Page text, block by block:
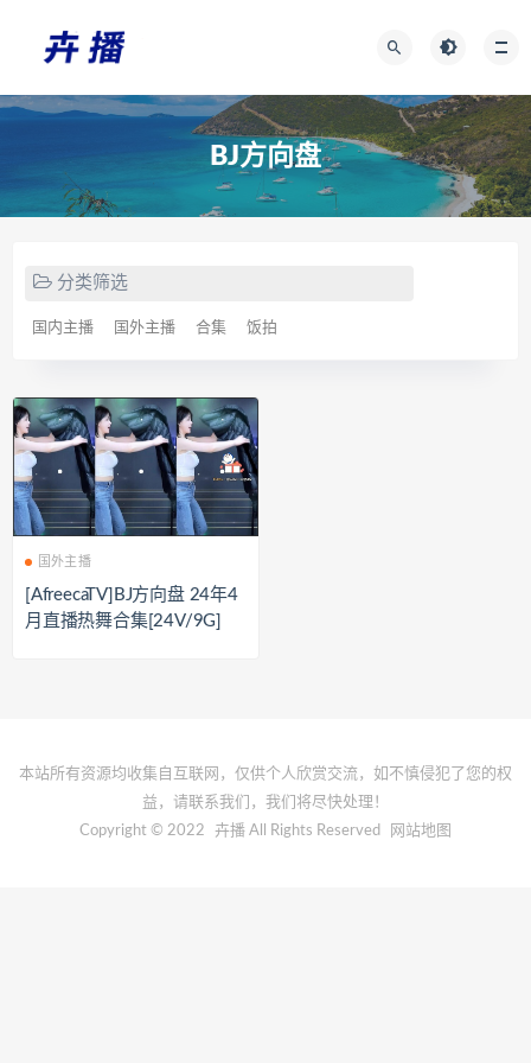
BJ方向盘
分类筛选
国内主播 国外主播 合集 饭拍
国外主播
[AfreecaTV]BJ方向盘 24年4
月直播热舞合集[24V/9G]
本站所有资源均收集自互联网，仅供个人欣赏交流，如不慎侵犯了您的权
益，请联系我们，我们将尽快处理！
Copyright © 2022
卉播 All Rights Reserved 网站地图